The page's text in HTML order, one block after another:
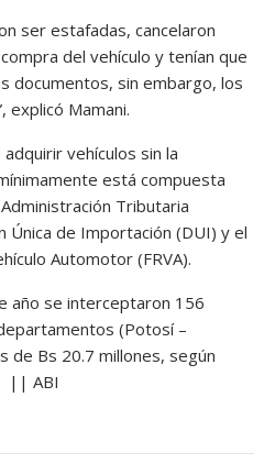
ser estafadas, cancelaron
del vehículo y tenían que
documentos, sin embargo, los
explicó Mamani.
vehículos sin la
está compuesta
Tributaria
Única de Importación (DUI) y el
Automotor (FRVA).
año se interceptaron 156
(Potosí –
de Bs 20.7 millones, según
|| ABI